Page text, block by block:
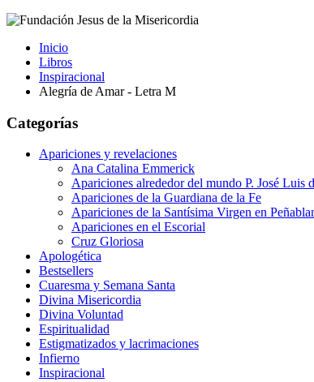
Inicio
Libros
Inspiracional
Alegría de Amar - Letra M
Categorías
Apariciones y revelaciones
Ana Catalina Emmerick
Apariciones alrededor del mundo P. José Luis
Apariciones de la Guardiana de la Fe
Apariciones de la Santísima Virgen en
Apariciones en el Escorial
Cruz Gloriosa
Apologética
Bestsellers
Cuaresma y Semana Santa
Divina Misericordia
Divina Voluntad
Espiritualidad
Estigmatizados y lacrimaciones
Infierno
Inspiracional